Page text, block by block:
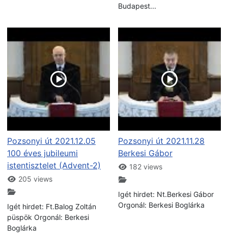
Budapest...
Pozsonyi út 2021.12.05
100 éves jubileumi
istentisztelet (Advent-2)
205 views
Igét hirdet: Ft.Balog Zoltán
püspök Orgonál: Berkesi
Boglárka
Pozsonyi út 2021.11.28
Berkesi Gábor
182 views
Igét hirdet: Nt.Berkesi Gábor
Orgonál: Berkesi Boglárka